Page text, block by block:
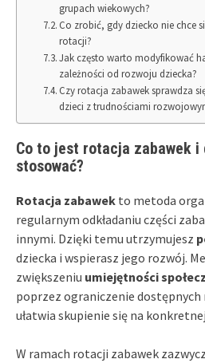
grupach wiekowych?
Co zrobić, gdy dziecko nie chce
rotacji?
Jak często warto modyfikować
zależności od rozwoju dziecka?
Czy rotacja zabawek sprawdza
dzieci z trudnościami
Co to jest rotacja zabawek
stosować?
Rotacja zabawek to metoda
regularnym odkładaniu części
innymi. Dzięki temu utrzymujesz
dziecka i wspierasz jego rozwój.
zwiększeniu umiejętności
poprzez ograniczenie dostępnych
ułatwia skupienie się na
W ramach rotacji zabawek